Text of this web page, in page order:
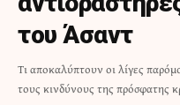
του Άσαντ
Τι αποκαλύπτουν οι λίγες
τους κινδύνους της πρόσφατης